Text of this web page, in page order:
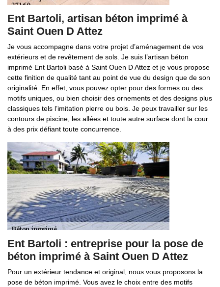
Ent Bartoli, artisan béton imprimé à
Saint Ouen D Attez
Je vous accompagne dans votre projet d’aménagement de vos
extérieurs et de revêtement de sols. Je suis l’artisan béton
imprimé Ent Bartoli basé à Saint Ouen D Attez et je vous propose
cette finition de qualité tant au point de vue du design que de son
originalité. En effet, vous pouvez opter pour des formes ou des
motifs uniques, ou bien choisir des ornements et des designs plus
classiques tels l’imitation pierre ou bois. Je peux travailler sur les
contours de piscine, les allées et toute autre surface dont la cour
à des prix défiant toute concurrence.
Ent Bartoli : entreprise pour la pose de
béton imprimé à Saint Ouen D Attez
Pour un extérieur tendance et original, nous vous proposons la
pose de béton imprimé. Vous avez le choix entre des motifs